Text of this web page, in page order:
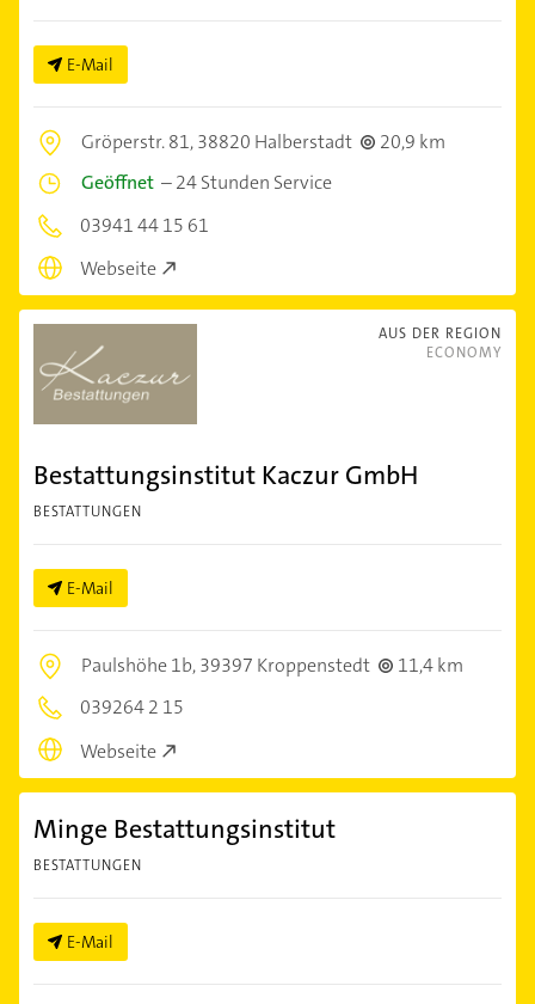
E-Mail
Gröperstr. 81,38820 Halberstadt
20,9 km
Geöffnet –24 Stunden Service
03941 44 15 61
Webseite
AUS DER REGION
ECONOMY
Bestattungsinstitut Kaczur GmbH
BESTATTUNGEN
E-Mail
Paulshöhe 1b,39397 Kroppenstedt
11,4 km
039264 2 15
Webseite
Minge Bestattungsinstitut
BESTATTUNGEN
E-Mail